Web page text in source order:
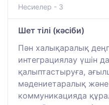
Несиелер - 3
Шет тілі (кәсіби)
Пән халықаралық
интеграциялау үшін
қалыптастыруға,
мәдениетаралық және
коммуникацияда